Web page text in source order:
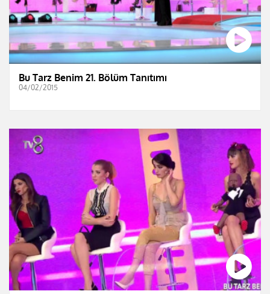
Bu Tarz Benim 21. Bölüm Tanıtımı
04/02/2015